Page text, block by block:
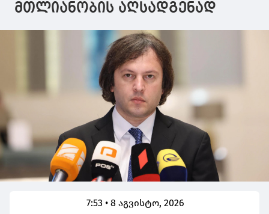
მთლიანობის აღსადგენად
7:53 • 8 აგვისტო, 2026